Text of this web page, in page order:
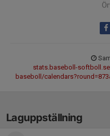
stats.baseboll-
baseboll/
Laguppställning